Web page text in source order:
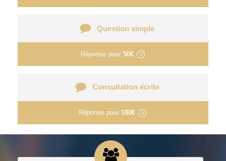
Question simple
Réponse pour 50€
Consultation écrite
Réponse pour 180€